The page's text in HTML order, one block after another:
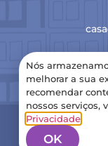
2024 Casa
Nós
melhorar a sua
recomendar
nossos serviços,
Privacidade.
OK